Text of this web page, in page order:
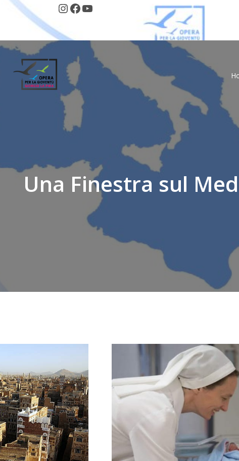
Instagram
Facebook
YouTube
Una Finestra sul